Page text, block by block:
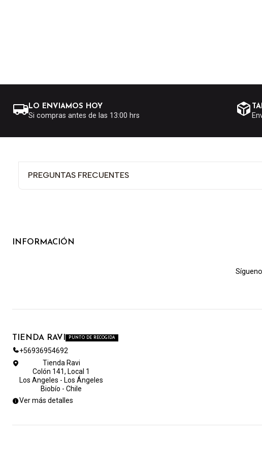
LO ENVIAMOS HOY
Si compras antes de las 13:00 hrs
PREGUNTAS FRECUENTES
INFORMACIÓN
TIENDA RAVI PUNTO DE RECOGIDA
+56936954692
Tienda Ravi
Colón 141, Local 1
Los Angeles - Los Ángeles
Biobío - Chile
Ver más detalles